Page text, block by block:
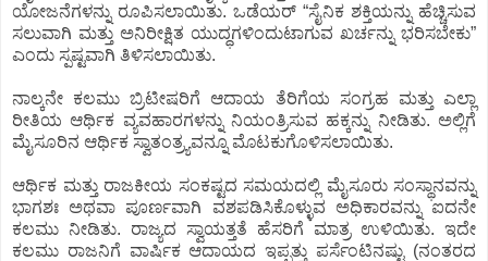
ಯೋಜನೆಗಳನ್ನು ರೂಪಿಸಲಾಯಿತು. ಒಡೆಯರ್ “ಸೈನಿಕ ಶಕ್ತಿಯನ್ನು ಹೆಚ್ಚಿಸುವ
ಸಲುವಾಗಿ ಮತ್ತು ಅನಿರೀಕ್ಷಿತ ಯುದ್ಧಗಳಿಂದುಟಾಗುವ ಖರ್ಚನ್ನು ಭರಿಸಬೇಕು”
ಎಂದು ಸ್ಪಷ್ಟವಾಗಿ ತಿಳಿಸಲಾಯಿತು.
ನಾಲ್ಕನೇ ಕಲಮು ಬ್ರಿಟೀಷರಿಗೆ ಆದಾಯ ತೆರಿಗೆಯ ಸಂಗ್ರಹ ಮತ್ತು ಎಲ್ಲಾ
ರೀತಿಯ ಆರ್ಥಿಕ ವ್ಯವಹಾರಗಳನ್ನು ನಿಯಂತ್ರಿಸುವ ಹಕ್ಕನ್ನು ನೀಡಿತು. ಅಲ್ಲಿಗೆ
ಮೈಸೂರಿನ ಆರ್ಥಿಕ ಸ್ವಾತಂತ್ರ್ಯವನ್ನೂ ಮೊಟಕುಗೊಳಿಸಲಾಯಿತು.
ಆರ್ಥಿಕ ಮತ್ತು ರಾಜಕೀಯ ಸಂಕಷ್ಟದ ಸಮಯದಲ್ಲಿ ಮೈಸೂರು ಸಂಸ್ಥಾನವನ್ನು
ಭಾಗಶಃ ಅಥವಾ ಪೂರ್ಣವಾಗಿ ವಶಪಡಿಸಿಕೊಳ್ಳುವ ಅಧಿಕಾರವನ್ನು ಐದನೇ
ಕಲಮು ನೀಡಿತು. ರಾಜ್ಯದ ಸ್ವಾಯತ್ತತೆ ಹೆಸರಿಗೆ ಮಾತ್ರ ಉಳಿಯಿತು. ಇದೇ
ಕಲಮು ರಾಜನಿಗೆ ವಾರ್ಷಿಕ ಆದಾಯದ ಇಪ್ಪತ್ತು ಪರ್ಸೆಂಟಿನಷ್ಟು (ನಂತರದ